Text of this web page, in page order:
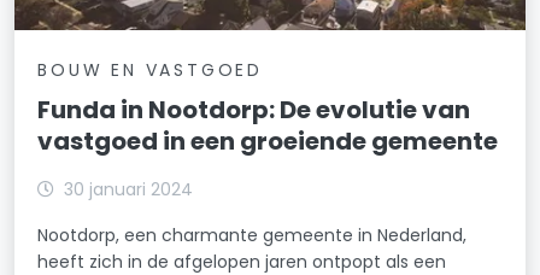
BOUW EN VASTGOED
Funda in Nootdorp: De evolutie van
vastgoed in een groeiende gemeente
30 januari 2024
Nootdorp, een charmante gemeente in Nederland,
heeft zich in de afgelopen jaren ontpopt als een